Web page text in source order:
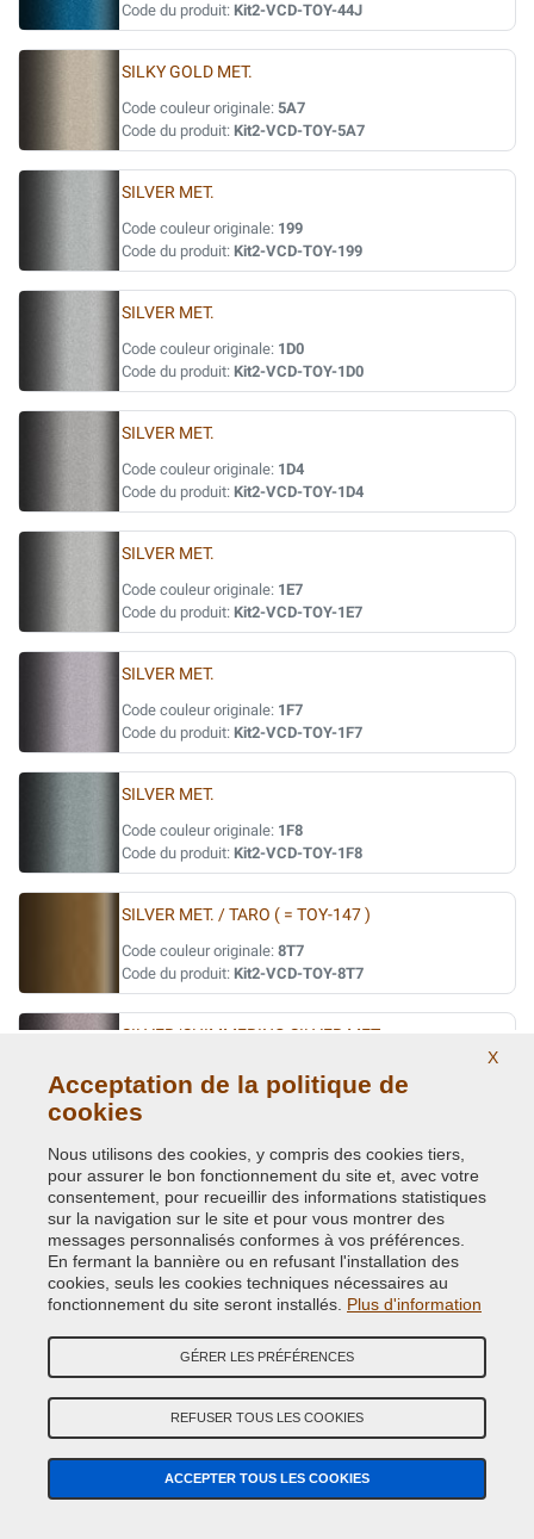
Code du produit: Kit2-VCD-TOY-44J
SILKY GOLD MET.
Code couleur originale: 5A7
Code du produit: Kit2-VCD-TOY-5A7
SILVER MET.
Code couleur originale: 199
Code du produit: Kit2-VCD-TOY-199
SILVER MET.
Code couleur originale: 1D0
Code du produit: Kit2-VCD-TOY-1D0
SILVER MET.
Code couleur originale: 1D4
Code du produit: Kit2-VCD-TOY-1D4
SILVER MET.
Code couleur originale: 1E7
Code du produit: Kit2-VCD-TOY-1E7
SILVER MET.
Code couleur originale: 1F7
Code du produit: Kit2-VCD-TOY-1F7
SILVER MET.
Code couleur originale: 1F8
Code du produit: Kit2-VCD-TOY-1F8
SILVER MET. / TARO ( = TOY-147 )
Code couleur originale: 8T7
Code du produit: Kit2-VCD-TOY-8T7
SILVER/SHIMMERING SILVER MET.
Code couleur originale:
1L0
Code du produit: Kit2-VCD-TOY-1L0
STEALTH MET.
Code couleur originale:41W
Code du produit:Kit2-VCD-TOY-41W
STRONG BLUE MET.
Code couleur originale: 8B6
Code du produit:Kit2-VCD-TOY-8B6
TURQUOISE MET.
Code couleur originale:777
Code du produit:Kit2-VCD-TOY-777
X
Acceptation de la politique de
cookies
Nous utilisons des cookies, y compris des cookies tiers,
pour assurer le bon fonctionnement du site et, avec votre
consentement, pour recueillir des informations statistiques
sur la navigation sur le site et pour vous montrer des
messages personnalisés conformes à vos préférences.
En fermant la bannière ou en refusant l'installation des
cookies, seuls les cookies techniques nécessaires au
fonctionnement du site seront installés. Plus d'information
GÉRER LES PRÉFÉRENCES
REFUSER TOUS LES COOKIES
ACCEPTER TOUS LES COOKIES